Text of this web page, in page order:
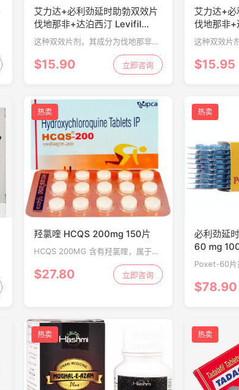
艾力达+必利劲延时助勃双效片
伐地那非+达泊西汀 Levifil
Power 10片
这种双效片剂，其成分为伐地那非
+达泊西汀，具有增强和延迟的双重
作用，用于增强阴茎勃起硬度并延长
活动时间，服用后15-20分钟可用于
$15.90 立即咨询
艾力达+
伐地那非
Super
这种双效片
+达泊西汀
作用，用于
活动时间，
$15.95
热卖
羟氯喹 HCQS 200mg 150片
HCQS 200MG 含有羟氯喹，属于抗
疟药组。它是一种改善疾病的抗风湿
药。(DMARD)。羟氯喹用于通过减轻
炎症、疼痛、肿胀和关节僵硬来治疗
$27.80 立即咨询
热卖
必利劲延
60 mg
Poxet-60片
（PE），
见原因之一
久就射精，
$78.90
热卖 热卖